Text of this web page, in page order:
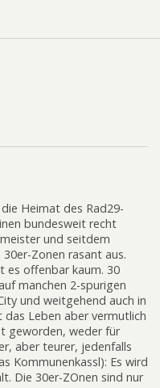
Heimat des Rad29-
bundesweit recht
und seitdem
Zonen rasant aus.
es offenbar kaum. 30
manchen 2-spurigen
und weitgehend auch in
das Leben aber vermutlich
geworden, weder für
aber teurer, jedenfalls
Kommunenkassl): Es wird
Die 30er-ZOnen sind nur